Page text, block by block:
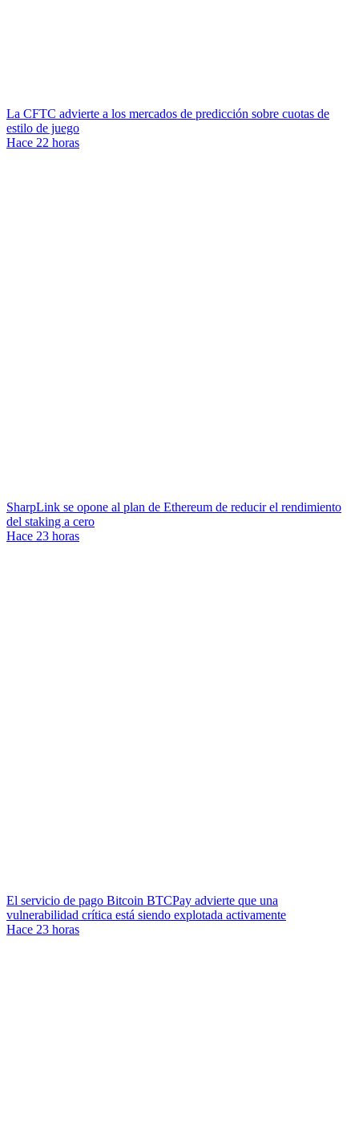
La CFTC advierte a los mercados de predicción sobre cuotas de
estilo de juego
Hace 22 horas
SharpLink se opone al plan de Ethereum de reducir el rendimiento
del staking a cero
Hace 23 horas
El servicio de pago Bitcoin BTCPay advierte que una
vulnerabilidad crítica está siendo explotada activamente
Hace 23 horas